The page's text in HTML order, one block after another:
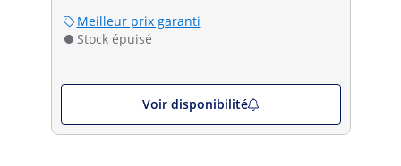
Meilleur prix garanti
Stock épuisé
Voir disponibilité